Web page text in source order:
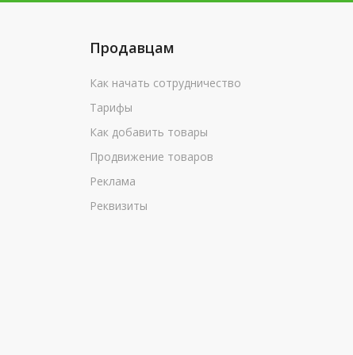
Продавцам
Как начать сотрудничество
Тарифы
Как добавить товары
Продвижение товаров
Реклама
Реквизиты